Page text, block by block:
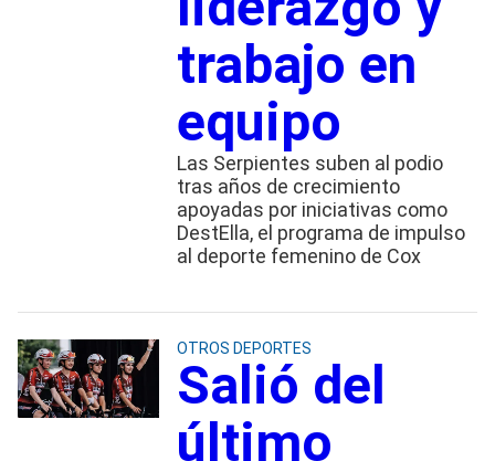
trabajo en
equipo
Las Serpientes suben al podio
tras años de crecimiento
apoyadas por iniciativas como
DestElla, el programa de impulso
al deporte femenino de Cox
OTROS DEPORTES
Salió del
último